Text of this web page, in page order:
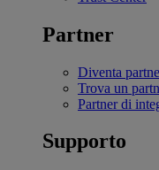
Partner
Diventa
Trova un
Partner di
Supporto